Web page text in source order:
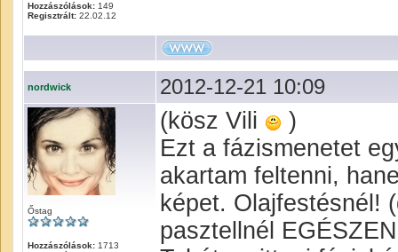
Hozzászólások: 149
Regisztrált: 22.02.12
nordwick 2012-12-21 10:09
Őstag
Hozzászólások: 1713
(kösz Vili
)
Ezt a fázismenetet
akartam feltenni,
képet. Olajfestésnél!
pasztellnél